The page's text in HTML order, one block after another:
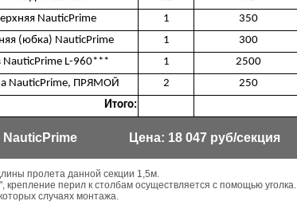
NauticPrime 1 350
(юбка) NauticPrime 1 300
NauticPrime L-960*** 1 2500
NauticPrime, ПРЯМОЙ 2 250
Итого:
Цена: 18 047 руб/секция
пролета данной секции 1,5м.
крепление перил к столбам осуществляется с помощью уголка.
случаях монтажа.